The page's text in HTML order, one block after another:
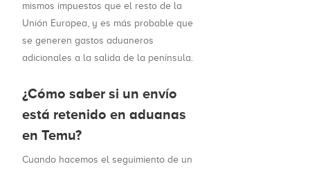
mismos impuestos que el resto de la
Unión Europea, y es más probable que
se generen gastos aduaneros
adicionales a la salida de la península.
¿Cómo saber si un envío
está retenido en aduanas
en Temu?
Cuando hacemos el seguimiento de un